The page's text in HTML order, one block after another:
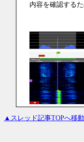
内容を確認する
▲スレッド記事TOPへ移動